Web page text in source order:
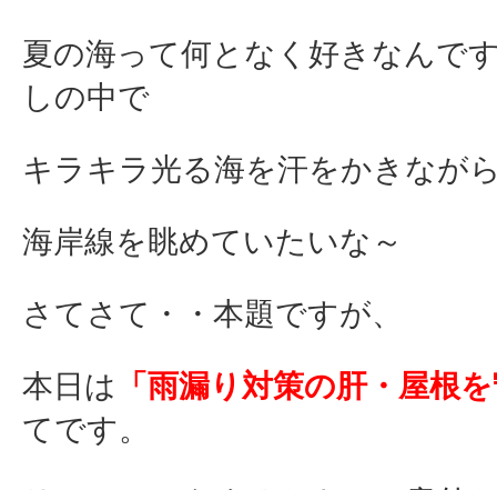
夏の海って何となく好きなんで
しの中で
キラキラ光る海を汗をかきなが
海岸線を眺めていたいな～
さてさて・・本題ですが、
本日は 「雨漏り対策の肝・屋根
てです。